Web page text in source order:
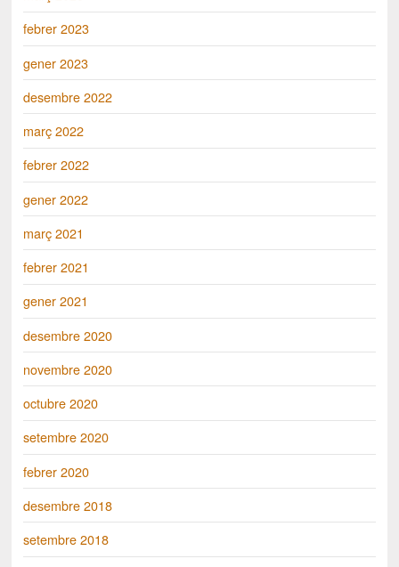
febrer 2023
gener 2023
desembre 2022
març 2022
febrer 2022
gener 2022
març 2021
febrer 2021
gener 2021
desembre 2020
novembre 2020
octubre 2020
setembre 2020
febrer 2020
desembre 2018
setembre 2018